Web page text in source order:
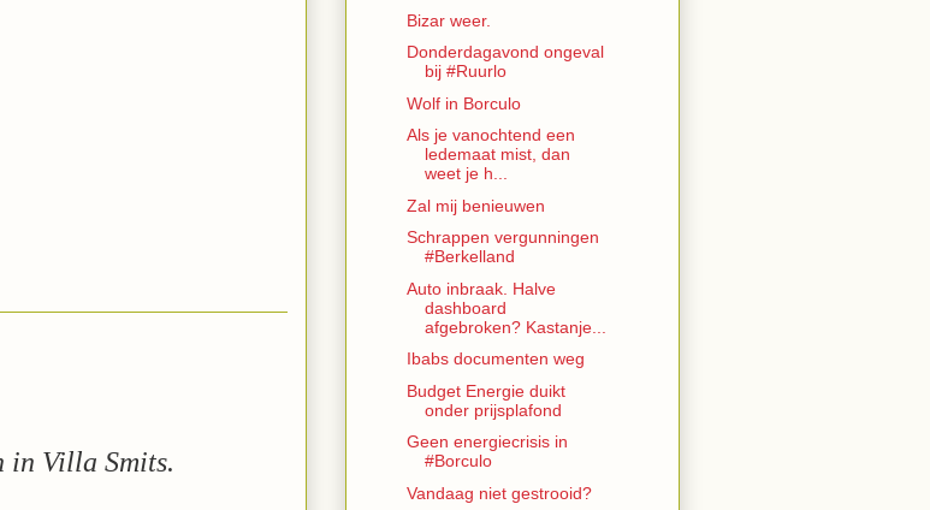
in Villa Smits.
Bizar weer.
Donderdagavond ongeval
bij #Ruurlo
Wolf in Borculo
Als je vanochtend een
ledemaat mist, dan
weet je h...
Zal mij benieuwen
Schrappen vergunningen
#Berkelland
Auto inbraak. Halve
dashboard
afgebroken? Kastanje...
Ibabs documenten weg
Budget Energie duikt
onder prijsplafond
Geen energiecrisis in
#Borculo
Vandaag niet gestrooid?